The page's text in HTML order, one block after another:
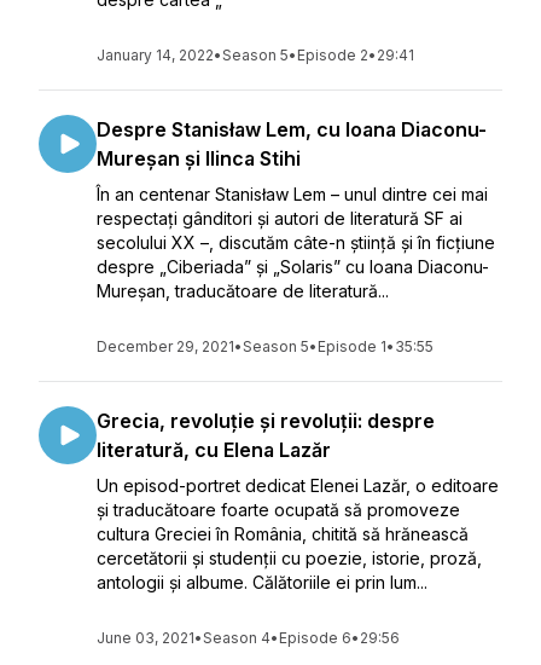
January 14, 2022•Season 5• Episode 2• 29:41
Despre Stanisław Lem, cu Ioana Diaconu-
Mureșan și Ilinca Stihi
În an centenar Stanisław Lem – unul dintre cei mai
respectați gânditori și autori de literatură SF ai
secolului XX –, discutăm câte-n știință și în ficțiune
despre „Ciberiada” și „Solaris” cu Ioana Diaconu-
Mureșan, traducătoare de literatură...
December 29, 2021•Season 5• Episode 1• 35:55
Grecia, revoluție și revoluții: despre
literatură, cu Elena Lazăr
Un episod-portret dedicat Elenei Lazăr, o editoare
și traducătoare foarte ocupată să promoveze
cultura Greciei în România, chitită să hrănească
cercetătorii și studenții cu poezie, istorie, proză,
antologii și albume. Călătoriile ei prin lum...
June 03, 2021•Season 4• Episode 6• 29:56